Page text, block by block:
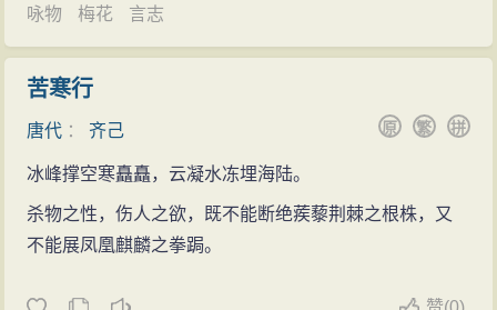
咏物 梅花 言志
苦寒行
唐代 ： 齐己 拼
繁
原
冰峰撑空寒矗矗，云凝水冻埋海陆。
杀物之性，伤人之欲，既不能断绝蒺藜荆棘之根株，又
不能展凤凰麒麟之拳跼。